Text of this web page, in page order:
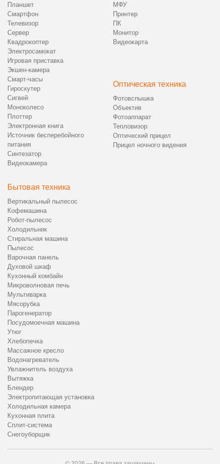
Планшет
Смартфон
Телевизор
Сервер
Квадрокоптер
Электросамокат
Игровая приставка
Экшен-камера
Смарт-часы
Гироскутер
Сигвей
Моноколесо
Плоттер
Электронная книга
Источник бесперебойного
питания
Синтезатор
Видеокамера
МФУ
Принтер
ПК
Монитор
Видеокарта
Оптическая техника
Фотовспышка
Объектив
Фотоаппарат
Тепловизор
Оптический прицел
Прицел ночного видения
Бытовая техника
Вертикальный пылесос
Кофемашина
Робот-пылесос
Холодильник
Стиральная машина
Пылесос
Варочная панель
Духовой шкаф
Кухонный комбайн
Микроволновая печь
Мультиварка
Мясорубка
Парогенератор
Посудомоечная машина
Утюг
Хлебопечка
Массажное кресло
Водонагреватель
Увлажнитель воздуха
Вытяжка
Блендер
Электропитающая установка
Холодильная камера
Кухонная плита
Сплит-система
Снегоуборщик